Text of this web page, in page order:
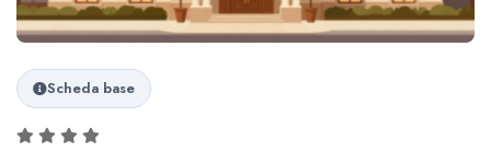
Scheda base